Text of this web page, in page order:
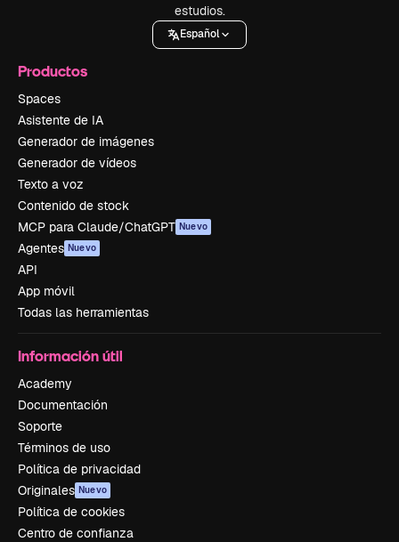
estudios.
Español
Productos
Spaces
Asistente de IA
Generador de imágenes
Generador de vídeos
Texto a voz
Contenido de stock
MCP para Claude/ChatGPT Nuevo
Agentes Nuevo
API
App móvil
Todas las herramientas
Información útil
Academy
Documentación
Soporte
Términos de uso
Política de privacidad
Originales Nuevo
Política de cookies
Centro de confianza